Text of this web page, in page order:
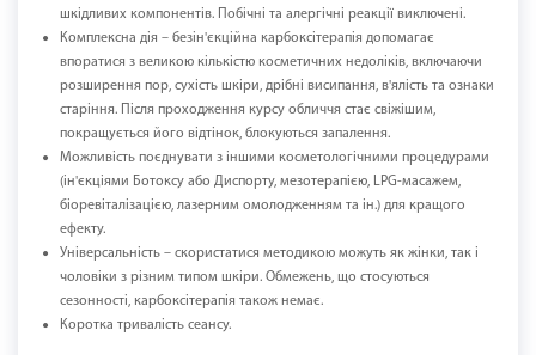
шкідливих компонентів. Побічні та алергічні реакції виключені.
Комплексна дія – безін'єкційна карбоксітерапія допомагає
впоратися з великою кількістю косметичних недоліків, включаючи
розширення пор, сухість шкіри, дрібні висипання, в'ялість та ознаки
старіння. Після проходження курсу обличчя стає свіжішим,
покращується його відтінок, блокуються запалення.
Можливість поєднувати з іншими косметологічними процедурами
(ін'єкціями Ботоксу або Диспорту, мезотерапією, LPG-масажем,
біоревіталізацією, лазерним омолодженням та ін.) для кращого
ефекту.
Універсальність – скористатися методикою можуть як жінки, так і
чоловіки з різним типом шкіри. Обмежень, що стосуються
сезонності, карбоксітерапія також немає.
Коротка тривалість сеансу.